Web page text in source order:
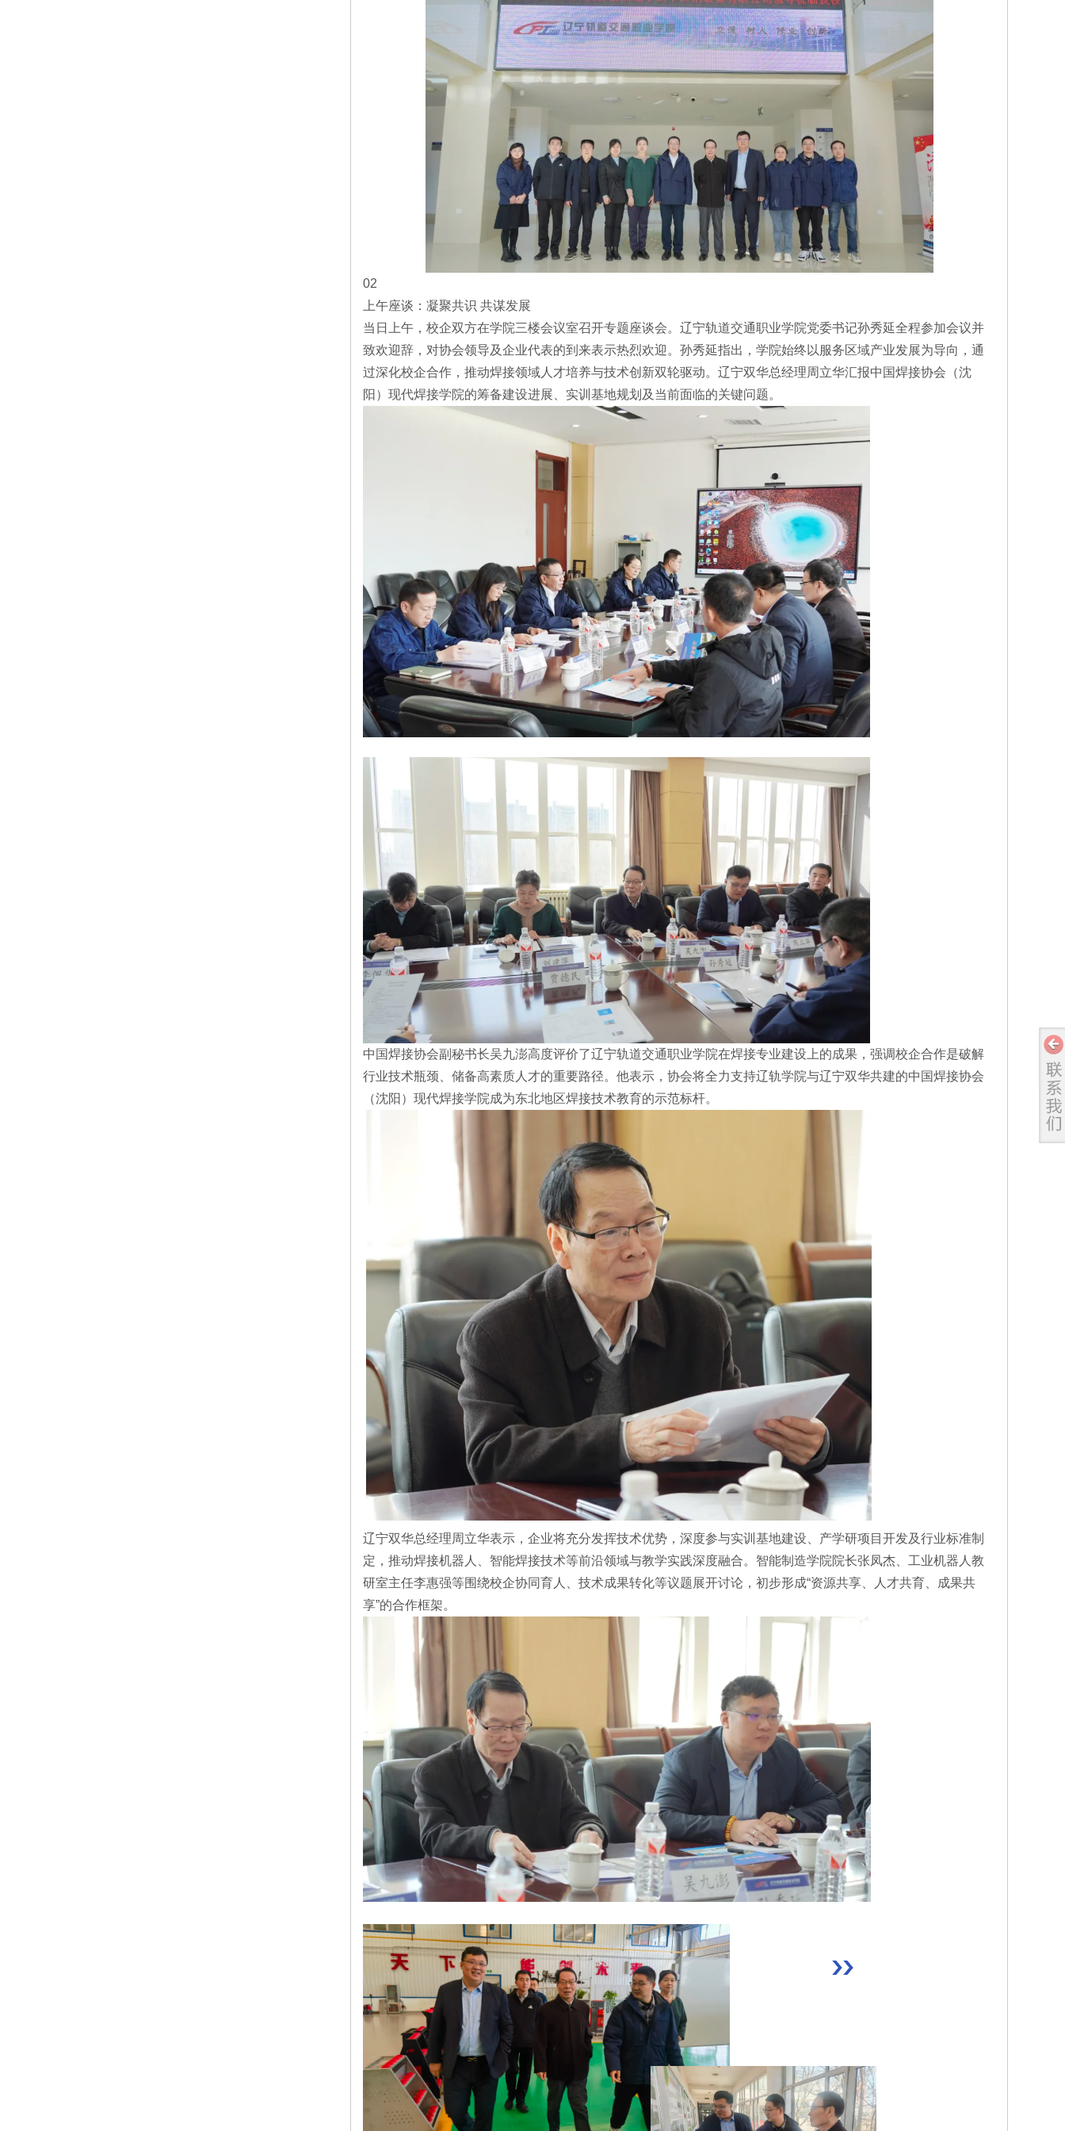
02
上午座谈：凝聚共识 共谋发展
当日上午，校企双方在学院三楼会议室召开专题座谈会。辽宁轨道交通职业学院党委书记孙秀延全程参加会议并
致欢迎辞，对协会领导及企业代表的到来表示热烈欢迎。孙秀延指出，学院始终以服务区域产业发展为导向，通
过深化校企合作，推动焊接领域人才培养与技术创新双轮驱动。辽宁双华总经理周立华汇报中国焊接协会（沈
阳）现代焊接学院的筹备建设进展、实训基地规划及当前面临的关键问题。
中国焊接协会副秘书长吴九澎高度评价了辽宁轨道交通职业学院在焊接专业建设上的成果，强调校企合作是破解
行业技术瓶颈、储备高素质人才的重要路径。他表示，协会将全力支持辽轨学院与辽宁双华共建的中国焊接协会
（沈阳）现代焊接学院成为东北地区焊接技术教育的示范标杆。
辽宁双华总经理周立华表示，企业将充分发挥技术优势，深度参与实训基地建设、产学研项目开发及行业标准制
定，推动焊接机器人、智能焊接技术等前沿领域与教学实践深度融合。智能制造学院院长张凤杰、工业机器人教
研室主任李惠强等围绕校企协同育人、技术成果转化等议题展开讨论，初步形成“资源共享、人才共育、成果共
享”的合作框架。